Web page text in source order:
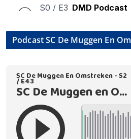
Podcast SC De Muggen En